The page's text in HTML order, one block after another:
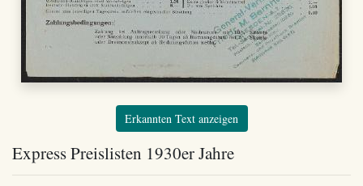
Erkannten Text anzeigen
Express Preislisten 1930er Jahre